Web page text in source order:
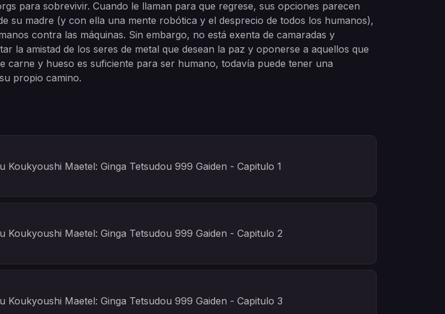
para sobrevivir. Cuando le llaman para que regrese, sus opciones parecen
su madre (y con ella una mente robótica y el desprecio de todos los humanos),
contra las máquinas. Sin embargo, no está exenta de camaradas y
la amistad de los seres de metal que desean la paz y oponerse a aquellos que
carne y hueso es suficiente para ser humano, todavía puede tener una
propio camino.
Koukyoushi Maetel: Ginga Tetsudou 999 Gaiden - Capitulo 1
Koukyoushi Maetel: Ginga Tetsudou 999 Gaiden - Capitulo 2
Koukyoushi Maetel: Ginga Tetsudou 999 Gaiden - Capitulo 3